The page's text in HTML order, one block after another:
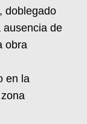
doblegado
ausencia de
obra
en la